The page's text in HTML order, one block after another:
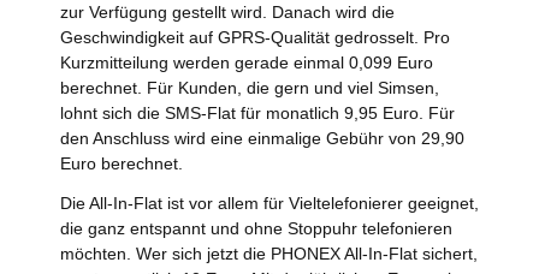
zur Verfügung gestellt wird. Danach wird die
Geschwindigkeit auf GPRS-Qualität gedrosselt. Pro
Kurzmitteilung werden gerade einmal 0,099 Euro
berechnet. Für Kunden, die gern und viel Simsen,
lohnt sich die SMS-Flat für monatlich 9,95 Euro. Für
den Anschluss wird eine einmalige Gebühr von 29,90
Euro berechnet.
Die All-In-Flat ist vor allem für Vieltelefonierer geeignet,
die ganz entspannt und ohne Stoppuhr telefonieren
möchten. Wer sich jetzt die PHONEX All-In-Flat sichert,